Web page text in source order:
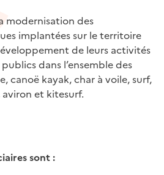
modernisation des
implantées sur le territoire
de leurs activités
dans l’ensemble des
canoë kayak, char à voile, surf,
et kitesurf.
sont :